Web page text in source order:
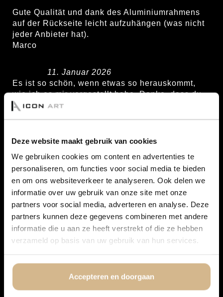
Deze website maakt gebruik van cookies
We gebruiken cookies om content en advertenties te
personaliseren, om functies voor social media te bieden
en om ons websiteverkeer te analyseren. Ook delen we
informatie over uw gebruik van onze site met onze
partners voor social media, adverteren en analyse. Deze
partners kunnen deze gegevens combineren met andere
informatie die u aan ze heeft verstrekt of die ze hebben
verzameld op basis van uw gebruik van hun services.
Accepteren en doorgaan
Gute Qualität und dank des Aluminiumrahmens
auf der Rückseite leicht aufzuhängen (was nicht
jeder Anbieter hat).
Marco
11. Januar 2026
Es ist so schön, wenn etwas so herauskommt,
wie ich es mir vorgestellt habe. Danke, dass du
mit mir über die richtigen Proportionen
Aluminium-Dibond! Glücksbringer
8. Januar 2026
Wir haben Das letzte Abendmahl auf Plexiglas
gekauft. Wurden von Lizzy über die Chatbox
super gut beraten. Gemälde wurde auch schön
pünktlich geliefert. Allerdings, nach dem
Auspacken Sonntag 7. Januar, schien es eine
kleine Beschädigung des Glases zu sein.
7. Januar 2026
Letztes Abendmahl mit berühmten Künstlern